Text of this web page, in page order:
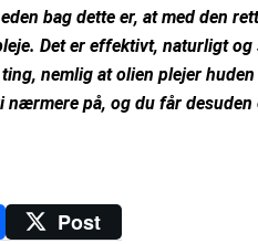
bag dette er, at med den
Det er effektivt, naturligt
nemlig at olien plejer
nærmere på, og du får
Post